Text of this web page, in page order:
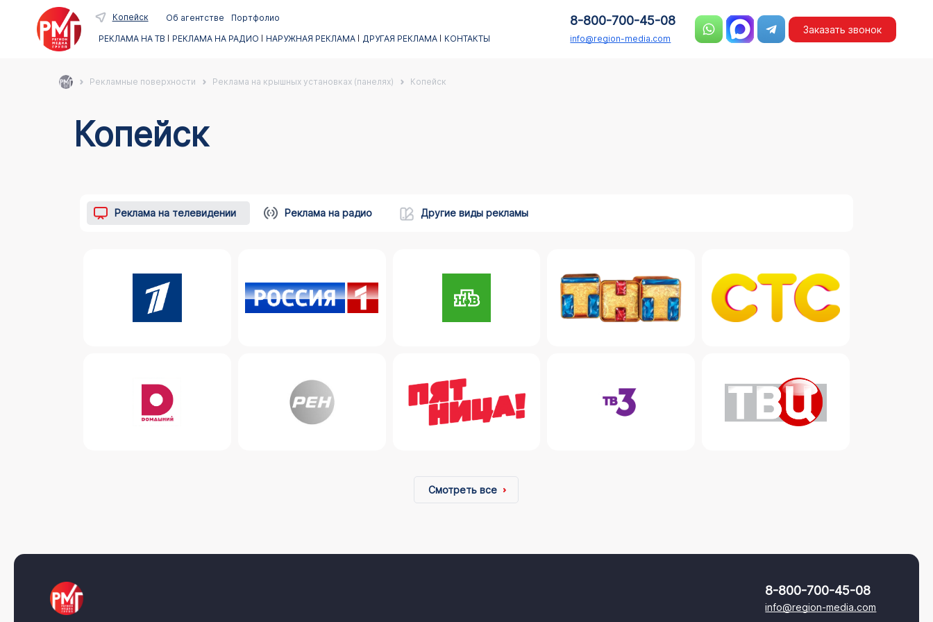
Копейск Об агентстве
Портфолио
РЕКЛАМА НА ТВ
РЕКЛАМА НА РАДИО НАРУЖНАЯ РЕКЛАМА ДРУГАЯ РЕКЛАМА КОНТАКТЫ
8-800-700-45-08
info@region-media.com
Заказать звонок
Рекламные поверхности Реклама на крышных установках (панелях) Копейск
Копейск
Реклама на телевидении Реклама на радио Другие виды рекламы
Смотреть все
8-800-700-45-08
info@region-media.com